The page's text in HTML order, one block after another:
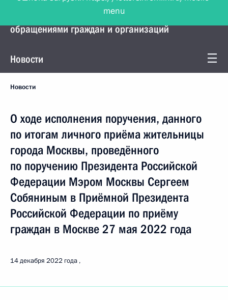
Управление Президента по работе с
обращениями граждан и организаций
Новости
Новости
О ходе исполнения поручения, данного
по итогам личного приёма жительницы
города Москвы, проведённого
по поручению Президента Российской
Федерации Мэром Москвы Сергеем
Собяниным в Приёмной Президента
Российской Федерации по приёму
граждан в Москве 27 мая 2022 года
14 декабря 2022 года
menu